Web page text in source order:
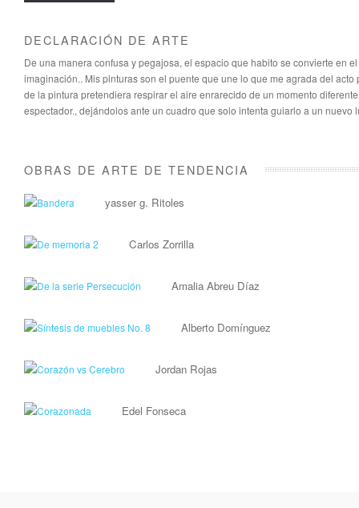
DECLARACIÓN DE ARTE
De una manera confusa y pegajosa, el espacio que habito se convierte en
imaginación.. Mis pinturas son el puente que une lo que me agrada del
de la pintura pretendiera respirar el aire enrarecido de un momento
espectador., dejándolos ante un cuadro que solo intenta guiarlo a un nuevo
OBRAS DE ARTE DE TENDENCIA
yasser g. Ritoles
Carlos Zorrilla
Amalia Abreu Díaz
Alberto Domínguez
Jordan Rojas
Edel Fonseca